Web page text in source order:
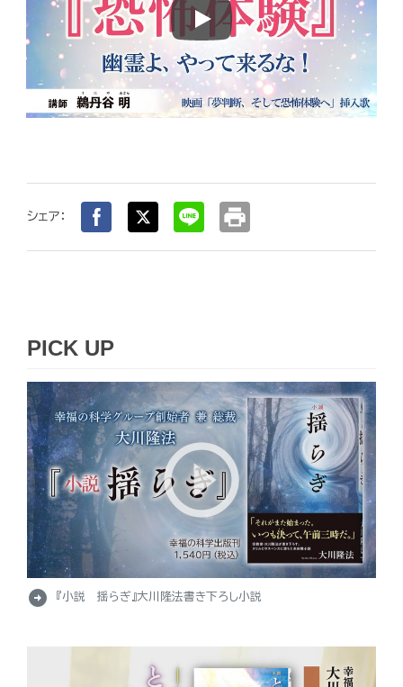
Play
シェア： print
PICK UP
arrow_circle_right 『小説 揺らぎ』大川隆法書き下ろし小説